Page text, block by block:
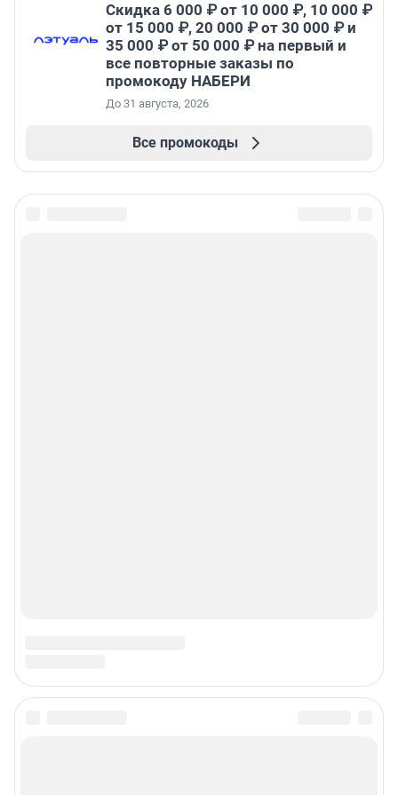
Скидка 6 000 ₽ от 10 000 ₽, 10 000 ₽
от 15 000 ₽, 20 000 ₽ от 30 000 ₽ и
35 000 ₽ от 50 000 ₽ на первый и
все повторные заказы по
промокоду НАБЕРИ
До 31 августа, 2026
Все промокоды